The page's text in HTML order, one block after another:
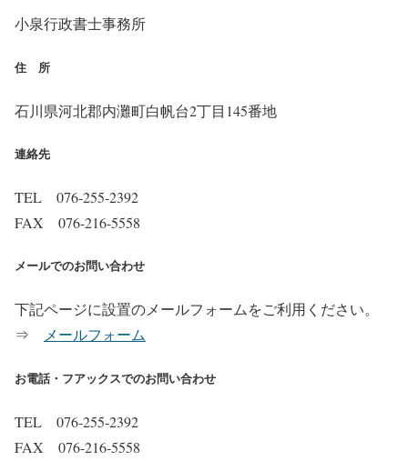
小泉行政書士事務所
住 所
石川県河北郡内灘町白帆台2丁目145番地
連絡先
TEL 076-255-2392
FAX 076-216-5558
メールでのお問い合わせ
下記ページに設置のメールフォームをご利用ください。
⇒ メールフォーム
お電話・フアックスでのお問い合わせ
TEL 076-255-2392
FAX 076-216-5558